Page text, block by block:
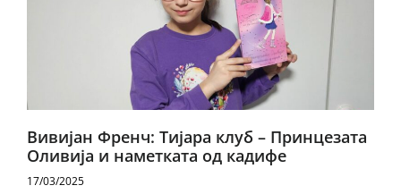
Вивијан Френч: Тијара клуб – Принцезата
Оливија и наметката од кадифе
17/03/2025